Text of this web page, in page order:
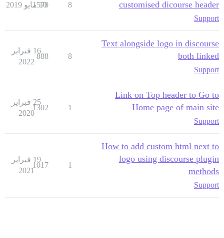
customised dicourse header
Support
8
1570
10 مايو 2019
Text alongside logo in discourse
both linked
Support
8
888
16 فبراير
2022
Link on Top header to Go to
Home page of main site
Support
1
1302
25 فبراير
2020
How to add custom html next to
logo using discourse plugin
methods
Support
1
1017
19 فبراير
2021